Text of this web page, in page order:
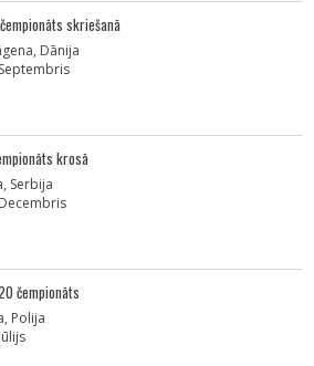
skriešanā
Dānija
krosā
Serbija
čempionāts
Polija